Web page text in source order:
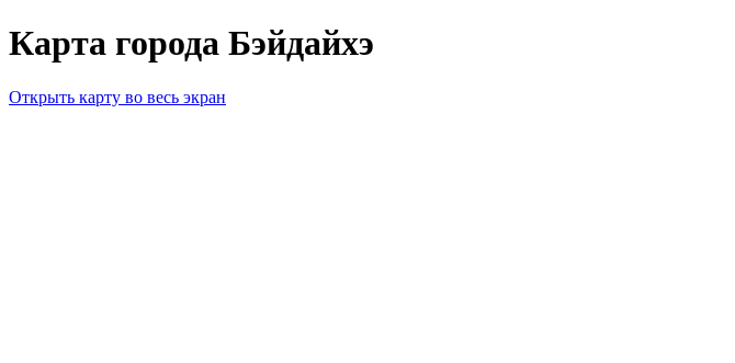
Карта города Бэйдайхэ
Открыть карту во весь экран